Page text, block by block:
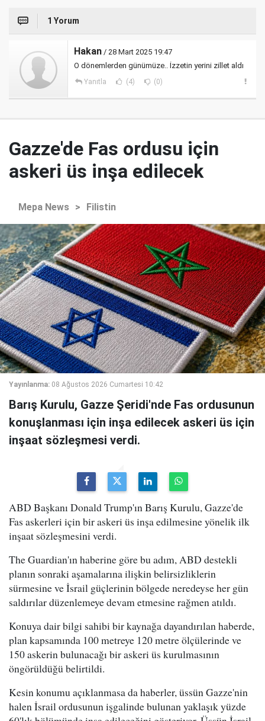
1 Yorum
Hakan / 28 Mart 2025 19:47
O dönemlerden günümüze.. İzzetin yerini zillet aldı
Yanıtla (4) (0)
Gazze'de Fas ordusu için
askeri üs inşa edilecek
Mepa News > Filistin
Yayınlanma: 08 Ağustos 2026 Cumartesi 10:42
Barış Kurulu, Gazze Şeridi'nde Fas ordusunun
konuşlanması için inşa edilecek askeri üs için
inşaat sözleşmesi verdi.
ABD Başkanı Donald Trump'ın Barış Kurulu, Gazze'de
Fas askerleri için bir askeri üs inşa edilmesine yönelik ilk
inşaat sözleşmesini verdi.
The Guardian'ın haberine göre bu adım, ABD destekli
planın sonraki aşamalarına ilişkin belirsizliklerin
sürmesine ve İsrail güçlerinin bölgede neredeyse her gün
saldırılar düzenlemeye devam etmesine rağmen atıldı.
Konuya dair bilgi sahibi bir kaynağa dayandırılan haberde,
plan kapsamında 100 metreye 120 metre ölçülerinde ve
150 askerin bulunacağı bir askeri üs kurulmasının
öngörüldüğü belirtildi.
Kesin konumu açıklanmasa da haberler, üssün Gazze'nin
halen İsrail ordusunun işgalinde bulunan yaklaşık yüzde